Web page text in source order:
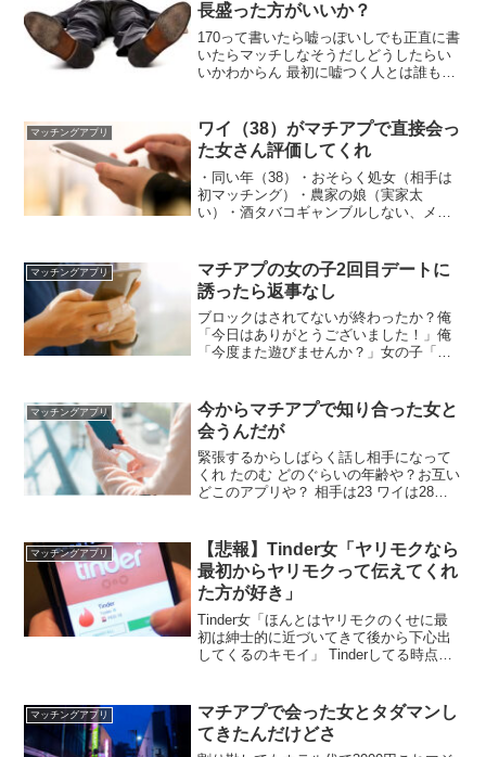
長盛った方がいいか？
170って書いたら嘘っぽいしでも正直に書
いたらマッチしなそうだしどうしたらい
いかわからん 最初に嘘つく人とは誰も付
えやん セックスする時はベッドやから身
長わからへんし 靴脱ぐんやしバレるやと
ちゃうの？
マッチングアプリ
ワイ（38）がマチアプで直接会っ
た女さん評価してくれ
・同い年（38）・おそらく処女（相手は
初マッチング）・農家の娘（実家太
い）・酒タバコギャンブルしない、メン
りちょい上くらいなのがネックや、しか
しそんな事言うてる年齢でもないしな
マッチングアプリ
マチアプの女の子2回目デートに
誘ったら返事なし
ブロックはされてないが終わったか？俺
「今日はありがとうございました！」俺
「今度また遊びませんか？」女の子「あ
がんばれイッチ マチアプ女の見切りの速
さは異常 前の男も結婚を意識できなくて
切ったって言われたし同じかな
マッチングアプリ
今からマチアプで知り合った女と
会うんだが
緊張するからしばらく話し相手になって
くれ たのむ どのぐらいの年齢や？お互い
どこのアプリや？ 相手は23 ワイは28や
話がメイン
マッチングアプリ
【悲報】Tinder女「ヤリモクなら
最初からヤリモクって伝えてくれ
た方が好き」
Tinder女「ほんとはヤリモクのくせに最
初は紳士的に近づいてきて後から下心出
してくるのキモイ」 Tinderしてる時点で
的なのあからさまにされると萎える」
マッチングアプリ
マチアプで会った女とタダマンし
てきたんだけどさ